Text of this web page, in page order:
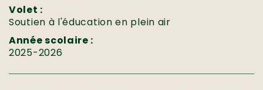
Volet :
Soutien à l'éducation en plein air
Année scolaire :
2025-2026